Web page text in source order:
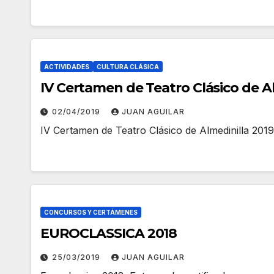
ACTIVIDADES CULTURA CLÁSICA
IV Certamen de Teatro Clásico de
02/04/2019 JUAN AGUILAR
IV Certamen de Teatro Clásico de Almedinilla 2019
CONCURSOS Y CERTÁMENES
EUROCLASSICA 2018
25/03/2019 JUAN AGUILAR